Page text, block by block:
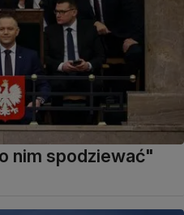
nim spodziewać"